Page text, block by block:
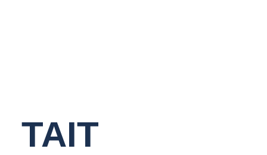
TAIT